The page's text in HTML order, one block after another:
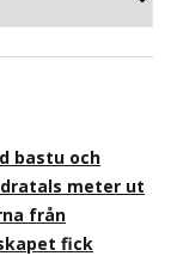
bastu och
meter ut
från
fick